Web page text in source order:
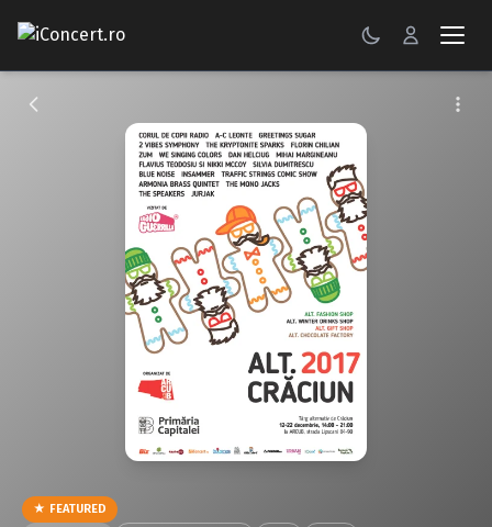
CONCERTE
Caută în site...
★ FEATURED